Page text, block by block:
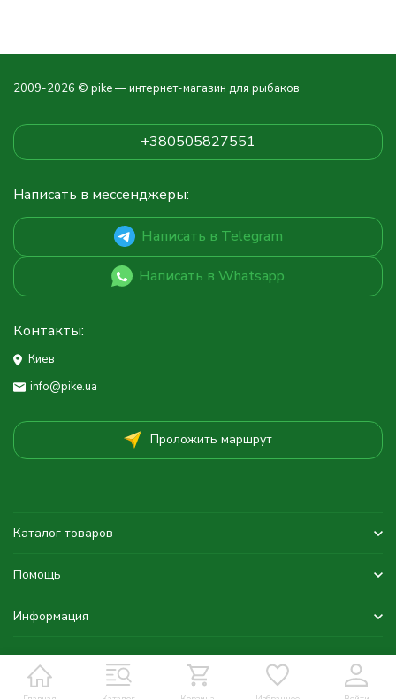
2009-2026 © pike — интернет-магазин для рыбаков
+380505827551
Написать в мессенджеры:
Написать в Telegram
Написать в Whatsapp
Контакты:
Киев
info@pike.ua
Проложить маршрут
Каталог товаров
Помощь
Информация